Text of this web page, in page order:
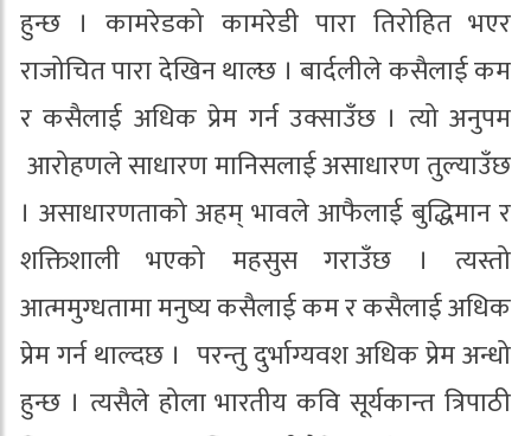
हुन्छ । कामरेडको कामरेडी पारा तिरोहित भएर
राजोचित पारा देखिन थाल्छ । बार्दलीले कसैलाई कम
र कसैलाई अधिक प्रेम गर्न उक्साउँछ । त्यो अनुपम
आरोहणले साधारण मानिसलाई असाधारण तुल्याउँछ
। असाधारणताको अहम् भावले आफैलाई बुद्धिमान र
शक्तिशाली भएको महसुस गराउँछ । त्यस्तो
आत्ममुग्धतामा मनुष्य कसैलाई कम र कसैलाई अधिक
प्रेम गर्न थाल्दछ । परन्तु दुर्भाग्यवश अधिक प्रेम अन्धो
हुन्छ । त्यसैले होला भारतीय कवि सूर्यकान्त त्रिपाठी